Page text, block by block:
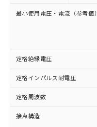
最小使用電圧・電流（参考値）
定格絶縁電圧
定格インパルス耐電圧
定格周波数
接点構造